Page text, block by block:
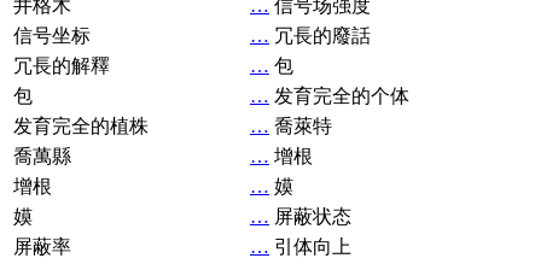
井格木
… 信号场强度
信号坐标
… 冗長的廢話
冗長的解釋
… 包
包
… 发育完全的个体
发育完全的植株
… 喬萊特
喬萬縣
… 增根
增根
… 嫫
嫫
… 屏蔽状态
屏蔽率
… 引体向上